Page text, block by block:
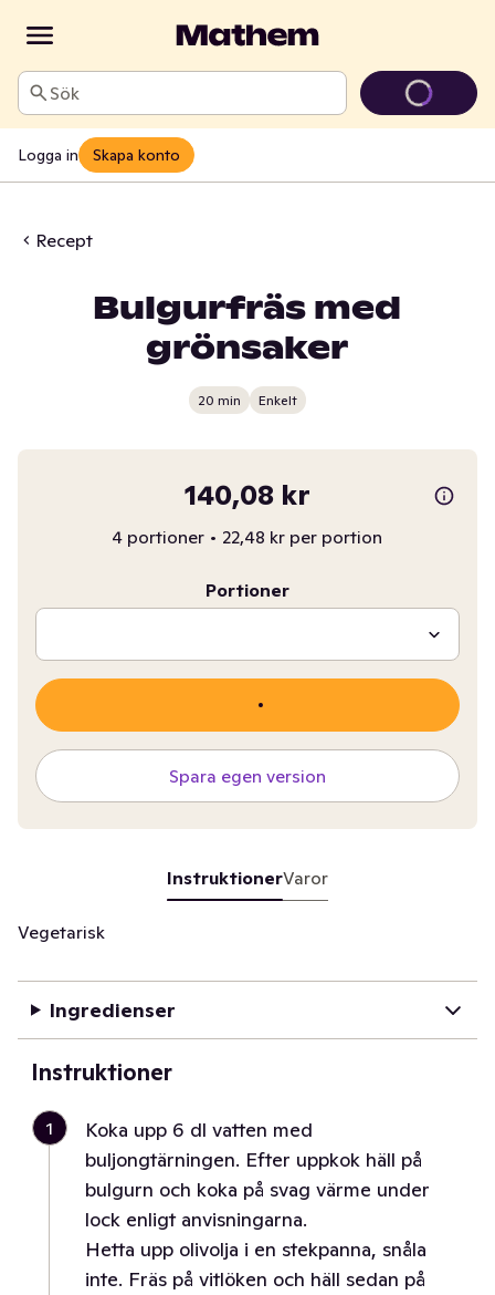
Sök
Logga in Skapa konto
Recept
Bulgurfräs med
grönsaker
20 min Enkelt
140,08 kr
4 portioner • 22,48 kr per portion
Portioner
Spara egen version
InstruktionerVaror
Vegetarisk
Ingredienser
Instruktioner
1
Koka upp 6 dl vatten med
buljongtärningen. Efter uppkok häll på
bulgurn och koka på svag värme under
lock enligt anvisningarna.
Hetta upp olivolja i en stekpanna, snåla
inte. Fräs på vitlöken och häll sedan på